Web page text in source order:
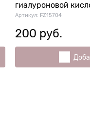
гиалуроновой
Артикул: FZ15704
200 руб.